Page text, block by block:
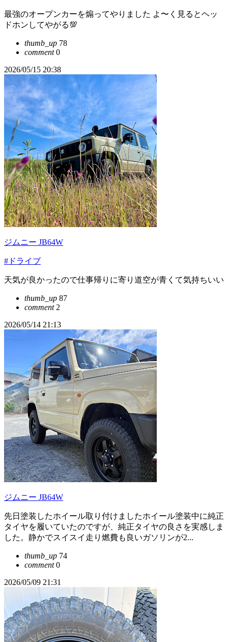
最強のオープンカーを煽ってやりました よ〜く見るとヘッ
ドホンしてやがる💯
thumb_up 78
comment0
2026/05/15 20:38
ジムニー JB64W
#ドライブ
天気が良かったので仕事帰りに寄り道空が青くて気持ちいい
thumb_up 87
comment2
2026/05/14 21:13
ジムニー JB64W
先日塗装したホイール取り付けましたホイール塗装中に純正
タイヤを履いていたのですが、純正タイヤの良さを実感しま
した。静かでスイスイ走り燃費も良いガソリンが2...
thumb_up 74
comment0
2026/05/09 21:31